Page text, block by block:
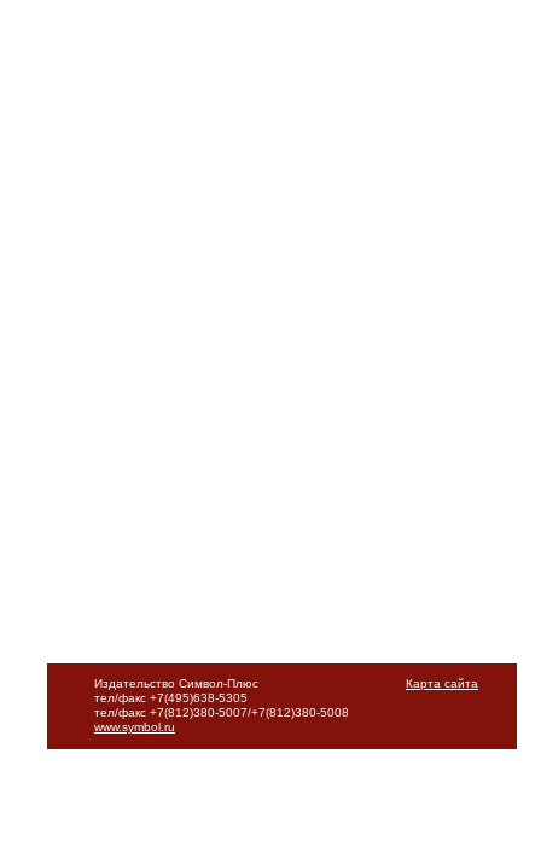
Карта сайта
Издательство Символ-Плюс
тел/факс +7(495)638-5305
тел/факс +7(812)380-5007/+7(812)380-5008
www.symbol.ru